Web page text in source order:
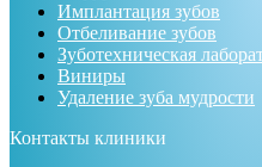
Имплантация зубов
Отбеливание зубов
Зуботехническая
Виниры
Удаление зуба мудрости
Контакты клиники